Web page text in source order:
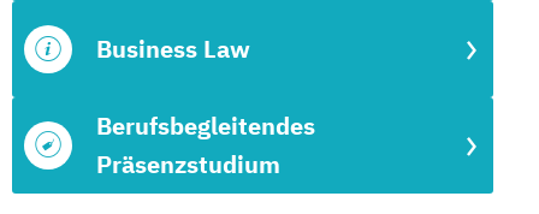
Berufsbegleitendes
Präsenzstudium
Business Law